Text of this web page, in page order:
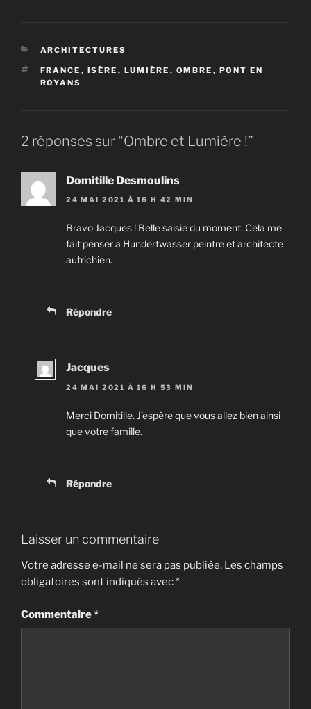
CATÉGORIES
ARCHITECTURES
ÉTIQUETTES
FRANCE , ISÈRE , LUMIÈRE , OMBRE , PONT EN
ROYANS
2 réponses sur “Ombre et Lumière !”
Domitille Desmoulins
24 MAI 2021 À 16 H 42 MIN
Bravo Jacques ! Belle saisie du moment. Cela me
fait penser à Hundertwasser peintre et architecte
autrichien.
Répondre
Jacques
24 MAI 2021 À 16 H 53 MIN
Merci Domitille. J’espère que vous allez bien ainsi
que votre famille.
Répondre
Laisser un commentaire
Votre adresse e-mail ne sera pas publiée. Les champs
obligatoires sont indiqués avec*
Commentaire*